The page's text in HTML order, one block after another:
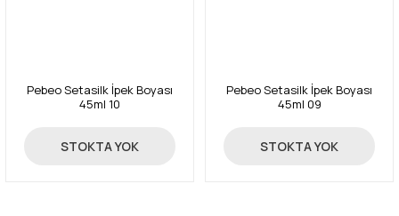
Pebeo Setasilk İpek Boyası
45ml 10
59,50 TL
STOKTA YOK
Pebeo Setasilk İpek Boyası
45ml 09
59,50 TL
STOKTA YOK